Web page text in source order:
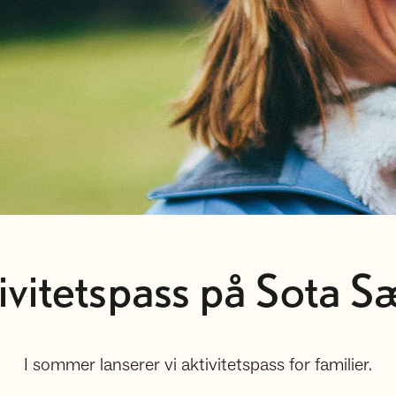
på Sota
I sommer lanserer vi aktivitetspass for familier.